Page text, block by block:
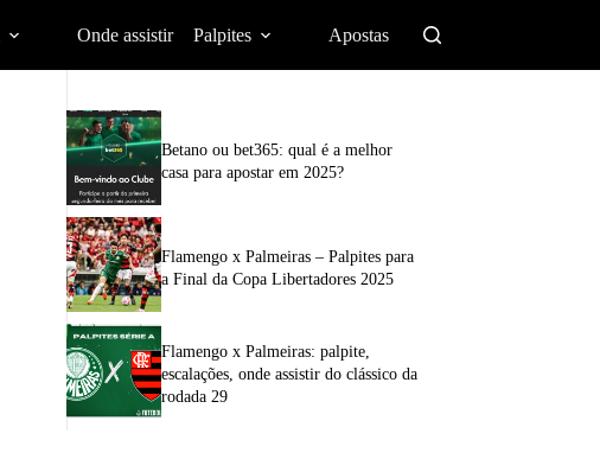
Onde assistir Palpites Apostas
Betano ou bet365: qual é a melhor
casa para apostar em 2025?
Flamengo x Palmeiras – Palpites para
a Final da Copa Libertadores 2025
Flamengo x Palmeiras: palpite,
escalações, onde assistir do clássico da
rodada 29